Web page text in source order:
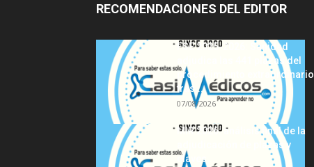
RECOMENDACIONES DEL EDITOR
FSE 2025-2026: Sanidad
adjudica las 441 plazas del
procedimiento extraordinario
tras...
07/08/2026
MIR 2026: análisis final de la
adjudicación de plazas y
claves...